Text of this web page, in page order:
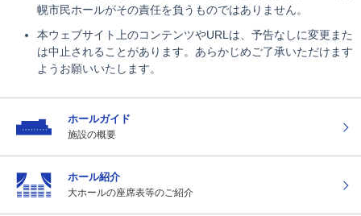
幌市民ホールがその責任を負うものではありません。
本ウェブサイト上のコンテンツやURLは、予告なしに変更また
は中止されることがあります。あらかじめご了承いただけます
ようお願いいたします。
ホールガイド
施設の概要
ホール紹介
大ホールの座席表等のご紹介